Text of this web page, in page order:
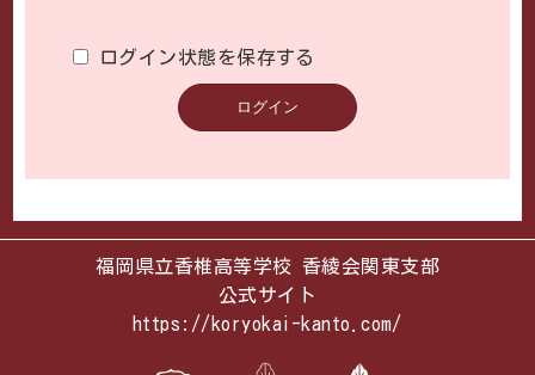
ログイン状態を保存する
福岡県立香椎高等学校 香綾会関東支部
公式サイト
https://koryokai-kanto.com/